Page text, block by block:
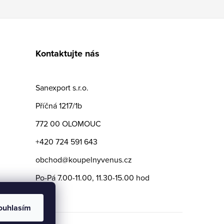
Kontaktujte nás
Sanexport s.r.o.
Příčná 1217/1b
772 00 OLOMOUC
+420 724 591 643
obchod@koupelnyvenus.cz
Po-Pá 7.00-11.00, 11.30-15.00 hod